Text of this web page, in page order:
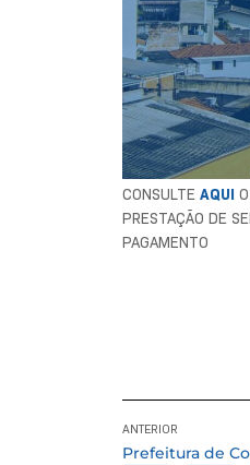
CONSULTE AQUI
PRESTAÇÃO DE
PAGAMENTO
ANTERIOR